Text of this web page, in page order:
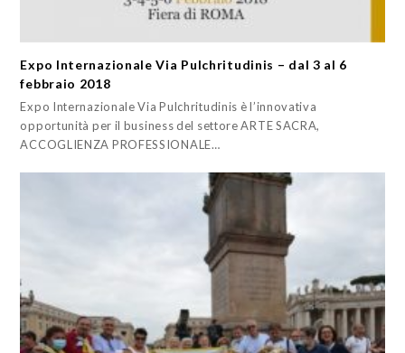
Expo Internazionale Via Pulchritudinis – dal 3 al 6
febbraio 2018
Expo Internazionale Via Pulchritudinis è l’innovativa
opportunità per il business del settore ARTE SACRA,
ACCOGLIENZA PROFESSIONALE…